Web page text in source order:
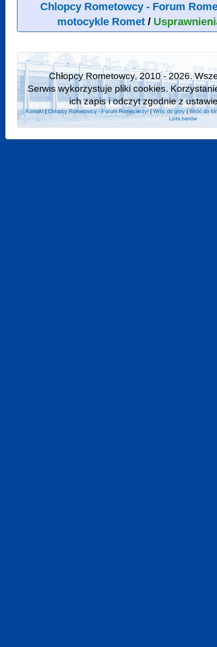
Chlopcy Rometowcy - Forum
motocykle Romet /
Chłopcy Rometowcy, 2010 - 2026.
Serwis wykorzystuje pliki cookies.
ich zapis i odczyt zgodnie z
Kontakt| Chlopcy Rometowcy - Forum Romeciarzy! |Wróć do góry| Wróć do
Lista banów